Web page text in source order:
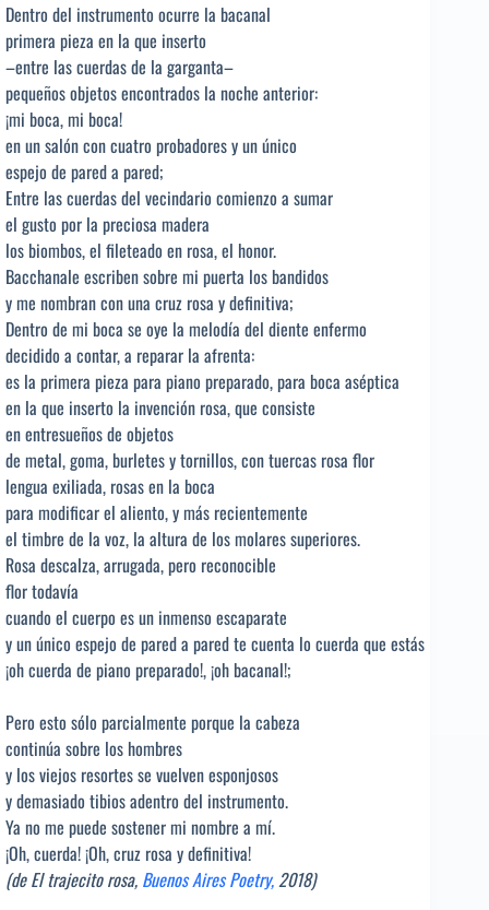
Dentro del instrumento ocurre la bacanal
primera pieza en la que inserto
–entre las cuerdas de la garganta–
pequeños objetos encontrados la noche anterior:
¡mi boca, mi boca!
en un salón con cuatro probadores y un único
espejo de pared a pared;
Entre las cuerdas del vecindario comienzo a sumar
el gusto por la preciosa madera
los biombos, el fileteado en rosa, el honor.
Bacchanale escriben sobre mi puerta los bandidos
y me nombran con una cruz rosa y definitiva;
Dentro de mi boca se oye la melodía del diente enfermo
decidido a contar, a reparar la afrenta:
es la primera pieza para piano preparado, para boca aséptica
en la que inserto la invención rosa, que consiste
en entresueños de objetos
de metal, goma, burletes y tornillos, con tuercas rosa flor
lengua exiliada, rosas en la boca
para modificar el aliento, y más recientemente
el timbre de la voz, la altura de los molares superiores.
Rosa descalza, arrugada, pero reconocible
flor todavía
cuando el cuerpo es un inmenso escaparate
y un único espejo de pared a pared te cuenta lo cuerda que estás
¡oh cuerda de piano preparado!, ¡oh bacanal!;
Pero esto sólo parcialmente porque la cabeza
continúa sobre los hombres
y los viejos resortes se vuelven esponjosos
y demasiado tibios adentro del instrumento.
Ya no me puede sostener mi nombre a mí.
¡Oh, cuerda! ¡Oh, cruz rosa y definitiva!
(de El trajecito rosa, Buenos Aires Poetry,2018)